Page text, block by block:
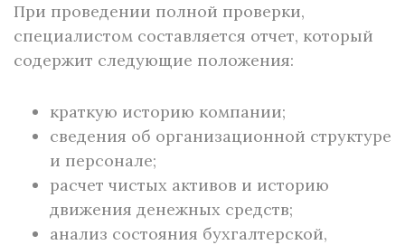
При проведении полной проверки,
специалистом составляется отчет, который
содержит следующие положения:
краткую историю компании;
сведения об организационной структуре
и персонале;
расчет чистых активов и историю
движения денежных средств;
анализ состояния бухгалтерской,